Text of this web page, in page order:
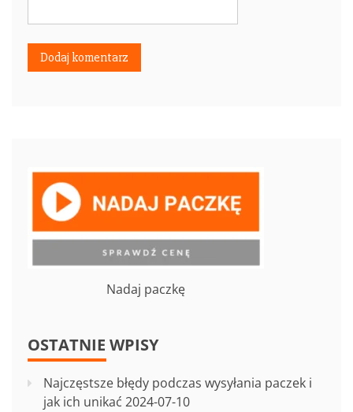
Nadaj paczkę
OSTATNIE WPISY
Najczęstsze błędy podczas wysyłania paczek i
jak ich unikać 2024-07-10